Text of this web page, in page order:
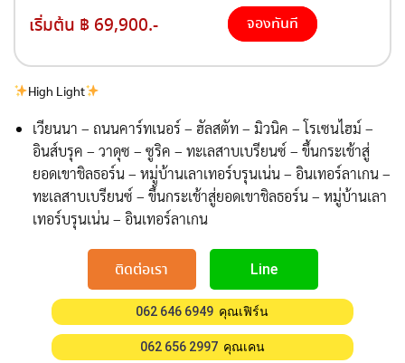
เริ่มต้น ฿ 69,900.- จองทันที
High Light
เวียนนา – ถนนคาร์ทเนอร์ – ฮัลสตัท – มิวนิค – โรเซนไฮม์ –
อินส์บรุค – วาดุซ – ซูริค – ทะเลสาบเบรียนซ์ – ขึ้นกระเช้าสู่
ยอดเขาชิลธอร์น – หมู่บ้านเลาเทอร์บรุนเน่น – อินเทอร์ลาเกน –
ทะเลสาบเบรียนซ์ – ขึ้นกระเช้าสู่ยอดเขาชิลธอร์น – หมู่บ้านเลา
เทอร์บรุนเน่น – อินเทอร์ลาเกน
ติดต่อเรา Line
062 646 6949 คุณเฟิร์น
062 656 2997คุณเคน